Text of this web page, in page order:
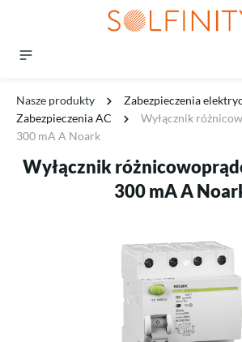
Nasze produkty
Zabezpieczenia
Zabezpieczenia AC
Wyłącznik
300 mA A Noark
Wyłącznik
300 mA A